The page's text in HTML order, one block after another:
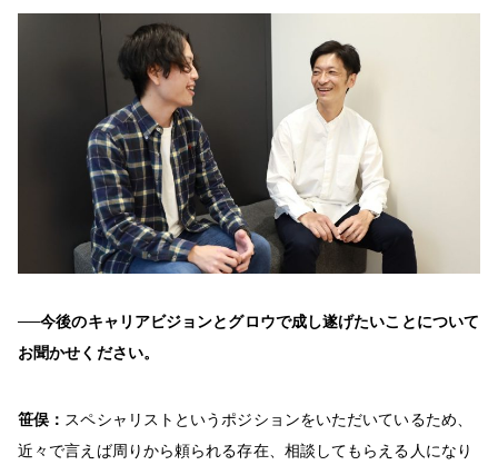
──今後のキャリアビジョンとグロウで成し遂げたいことについて
お聞かせください。
笹俣： スペシャリストというポジションをいただいているため、
近々で言えば周りから頼られる存在、相談してもらえる人になり